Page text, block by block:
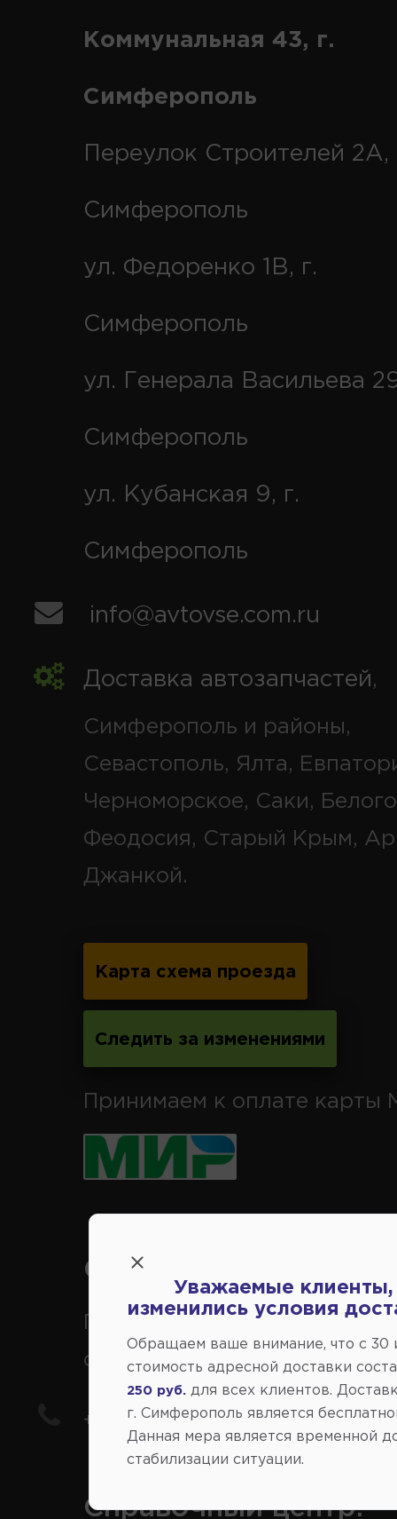
Коммунальная 43, г.
Симферополь
Переулок Строителей 2А,
Симферополь
ул. Федоренко 1В, г.
Симферополь
ул. Генерала Васильева
Симферополь
ул. Кубанская 9, г.
Симферополь
info@avtovse.com.ru
Доставка автозапчастей,
Симферополь и районы,
Севастополь, Ялта,
Черноморское, Саки,
Феодосия, Старый Крым,
Джанкой.
Карта схема проезда
Следить за изменениями
Принимаем к оплате карты
Справочный центр:
Продажа запчастей на
отечественные авто
+7(978) 206-206-5
Справочный центр:
Уважаемые клиенты,
изменились условия
Обращаем ваше внимание, что c 30
стоимость адресной доставки
250 руб.
для всех клиентов.
г. Симферополь является
Данная мера является временной
стабилизации ситуации.